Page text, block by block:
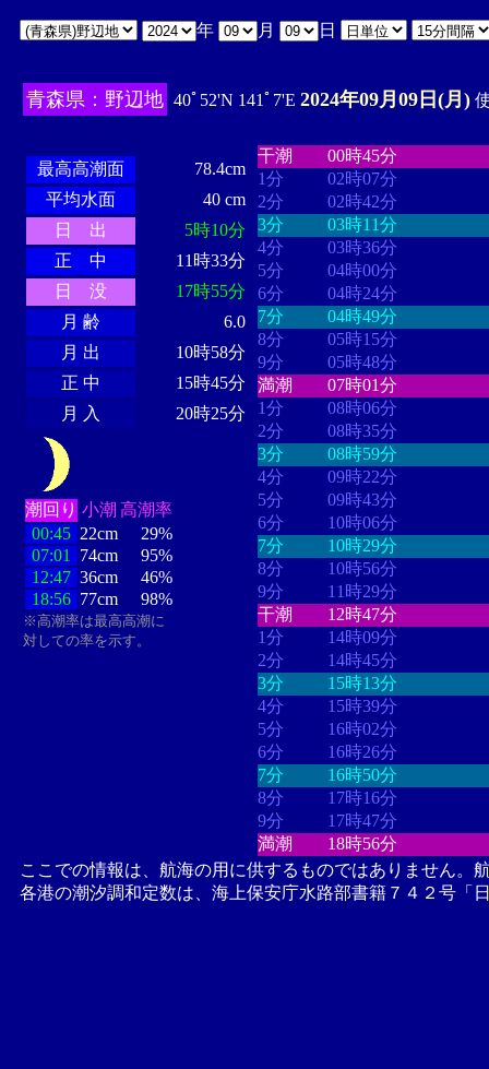
年 月 日
青森県：野辺地 40ﾟ52'N 141ﾟ7'E 2024年09月09日(月)
最高高潮面
78.4cm
平均水面
40 cm
日 出
5時10分
正 中
11時33分
日 没
17時55分
月 齢
6.0
月 出
10時58分
正 中
15時45分
月 入
20時25分
潮回り 小潮 高潮率
00:45 22cm
29%
07:01
74cm
95%
12:47 36cm
46%
18:56 77cm 98%
※高潮率は最高高潮に
対しての率を示す。
干潮
00時45分
1分
02時07分
2分
02時42分
3分
03時11分
4分
03時36分
5分
04時00分
6分
04時24分
7分
04時49分
8分
05時15分
9分
05時48分
満潮
07時01分
1分
08時06分
2分
08時35分
3分
08時59分
4分
09時22分
5分
09時43分
6分
10時06分
7分
10時29分
8分
10時56分
9分
11時29分
干潮
12時47分
1分
14時09分
2分
14時45分
3分
15時13分
4分
15時39分
5分
16時02分
6分
16時26分
7分
16時50分
8分
17時16分
9分
17時47分
満潮
18時56分
ここでの情報は、航海の用に供するものではありません。
各港の潮汐調和定数は、海上保安庁水路部書籍７４２号「